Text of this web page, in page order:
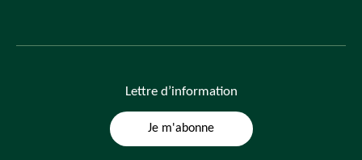
Lettre d’information
Je m'abonne